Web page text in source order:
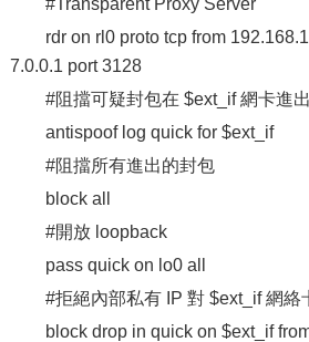
#Transparent Proxy Server
rdr on rl0 proto tcp from
7.0.0.1 port 3128
#阻擋可疑封包在 $ext_if 網卡進出
antispoof log quick for $ext_if
#阻擋所有進出的封包
block all
#開放 loopback
pass quick on lo0 all
#拒絕內部私有 IP 對 $ext_if 網絡
block drop in quick on $ext_if